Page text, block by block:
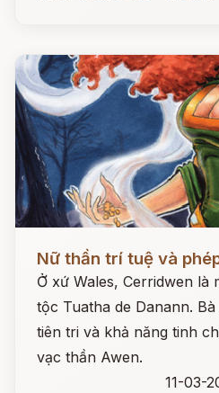
Nữ thần trí tuệ và
Ở xứ Wales, Cerridwen là
tộc Tuatha de Danann.
tiên tri và khả năng tinh
vạc thần Awen.
11-03-